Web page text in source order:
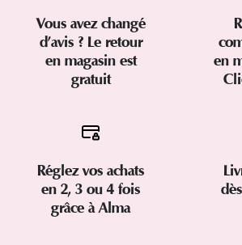
Vous avez changé
d’avis ? Le retour
en magasin est
gratuit
en
Réglez vos achats
en 2, 3 ou 4 fois
grâce à Alma